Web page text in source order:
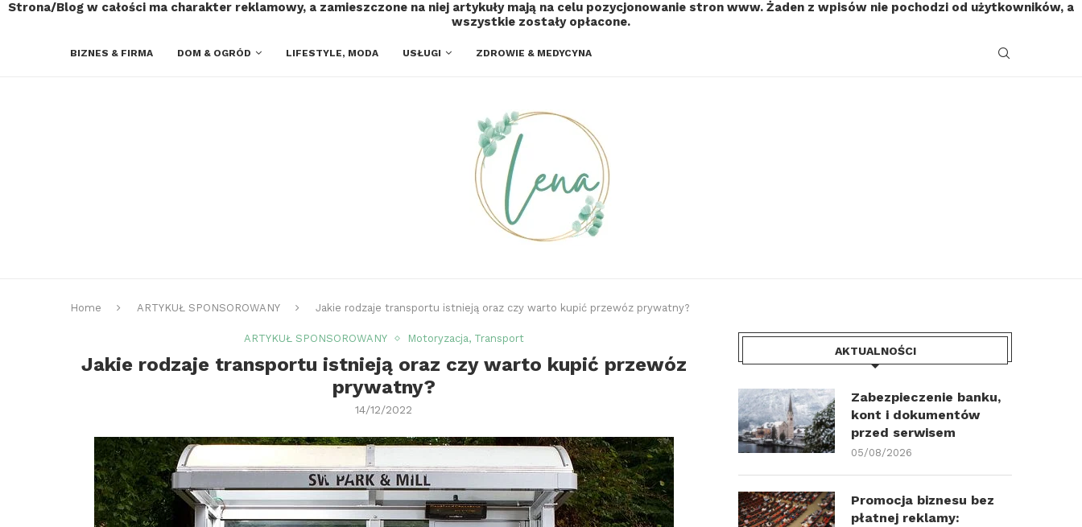
Strona/Blog w całości ma charakter reklamowy, a zamieszczone na niej artykuły mają na celu pozycjonowanie stron www. Żaden z wpisów nie pochodzi od użytkowników, a
wszystkie zostały opłacone.
BIZNES & FIRMA DOM & OGRÓD LIFESTYLE, MODA USŁUGI ZDROWIE & MEDYCYNA
Home ARTYKUŁ SPONSOROWANY Jakie rodzaje transportu istnieją oraz czy warto kupić przewóz prywatny?
ARTYKUŁ SPONSOROWANY Motoryzacja, Transport
Jakie rodzaje transportu istnieją oraz czy warto kupić przewóz
prywatny?
14/12/2022
AKTUALNOŚCI
Zabezpieczenie banku,
kont i dokumentów
przed serwisem
05/08/2026
Promocja biznesu bez
płatnej reklamy: